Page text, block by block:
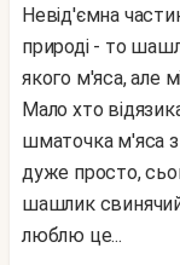
Невід'ємна частина майже кожного відпочинку на
природі - то
якого м'яса, але
Мало хто
шматочка м'яса
дуже просто,
шашлик
люблю це...